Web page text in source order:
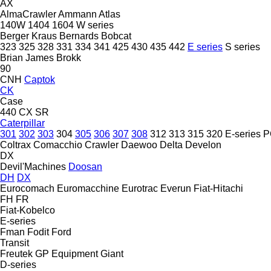
AX
AlmaCrawlerAmmann Atlas
140W 1404 1604 W series
Berger Kraus Bernards Bobcat
323 325 328 331 334 341 425 430 435 442 E series S series
Brian James Brokk
90
CNH Captok
CK
Case
440 CX SR
Caterpillar
301 302 303 304 305 306 307 308 312 313 315 320 E-series
Coltrax Comacchio Crawler Daewoo Delta Develon
DX
Devil'Machines Doosan
DH DX
Eurocomach Euromacchine Eurotrac Everun Fiat-Hitachi
FH FR
Fiat-Kobelco
E-series
Fman Fodit Ford
Transit
Freutek GP Equipment Giant
D-series